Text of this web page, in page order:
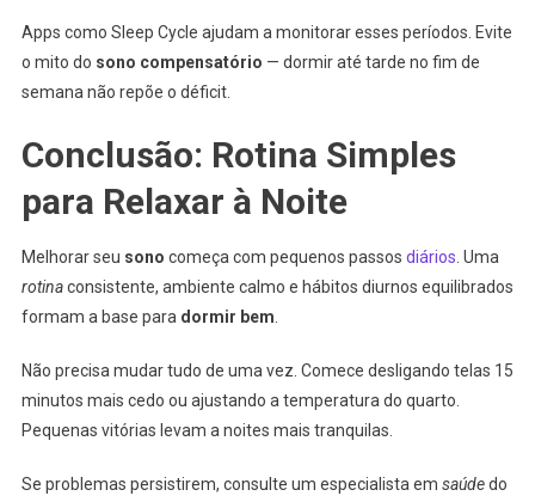
Apps como Sleep Cycle ajudam a monitorar esses períodos. Evite
o mito do sono compensatório — dormir até tarde no fim de
semana não repõe o déficit.
Conclusão: Rotina Simples
para Relaxar à Noite
Melhorar seu sono começa com pequenos passos diários . Uma
rotinaconsistente, ambiente calmo e hábitos diurnos equilibrados
formam a base para dormir bem
Não precisa mudar tudo de uma vez. Comece desligando telas 15
minutos mais cedo ou ajustando a temperatura do quarto.
Pequenas vitórias levam a noites mais tranquilas.
Se problemas persistirem, consulte um especialista em saúdedo